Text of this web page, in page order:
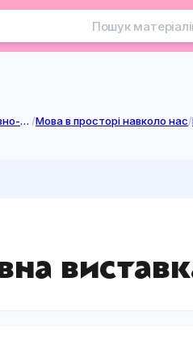
Курси вільного вибору мовно-літературної освітньої галузі /Мова в просторі навколо нас/